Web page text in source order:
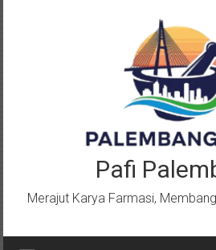
Pafi
Merajut Karya Farmasi,